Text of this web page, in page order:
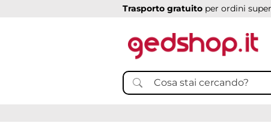
Trasporto gratuito per ordini